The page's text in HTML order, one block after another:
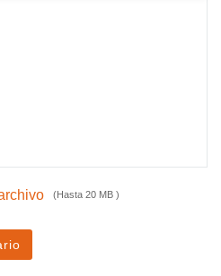
(Hasta 20 MB )